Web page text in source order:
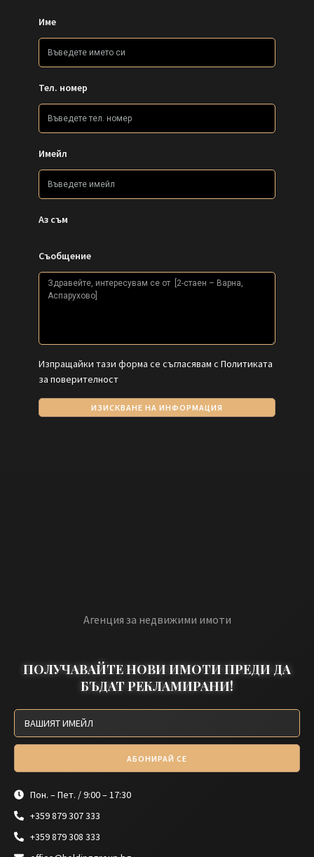
Име
Тел. номер
Имейл
Аз съм
Съобщение
Изпращайки тази форма се съгласявам с Политиката
за поверителност
ИЗИСКВАНЕ НА ИНФОРМАЦИЯ
Агенция за недвижими имоти
ПОЛУЧАВАЙТЕ НОВИ ИМОТИ ПРЕДИ ДА
БЪДАТ РЕКЛАМИРАНИ!
АБОНИРАЙ СЕ
Пон. – Пет. / 9:00 – 17:30
+359 879 307 333
+359 879 308 333